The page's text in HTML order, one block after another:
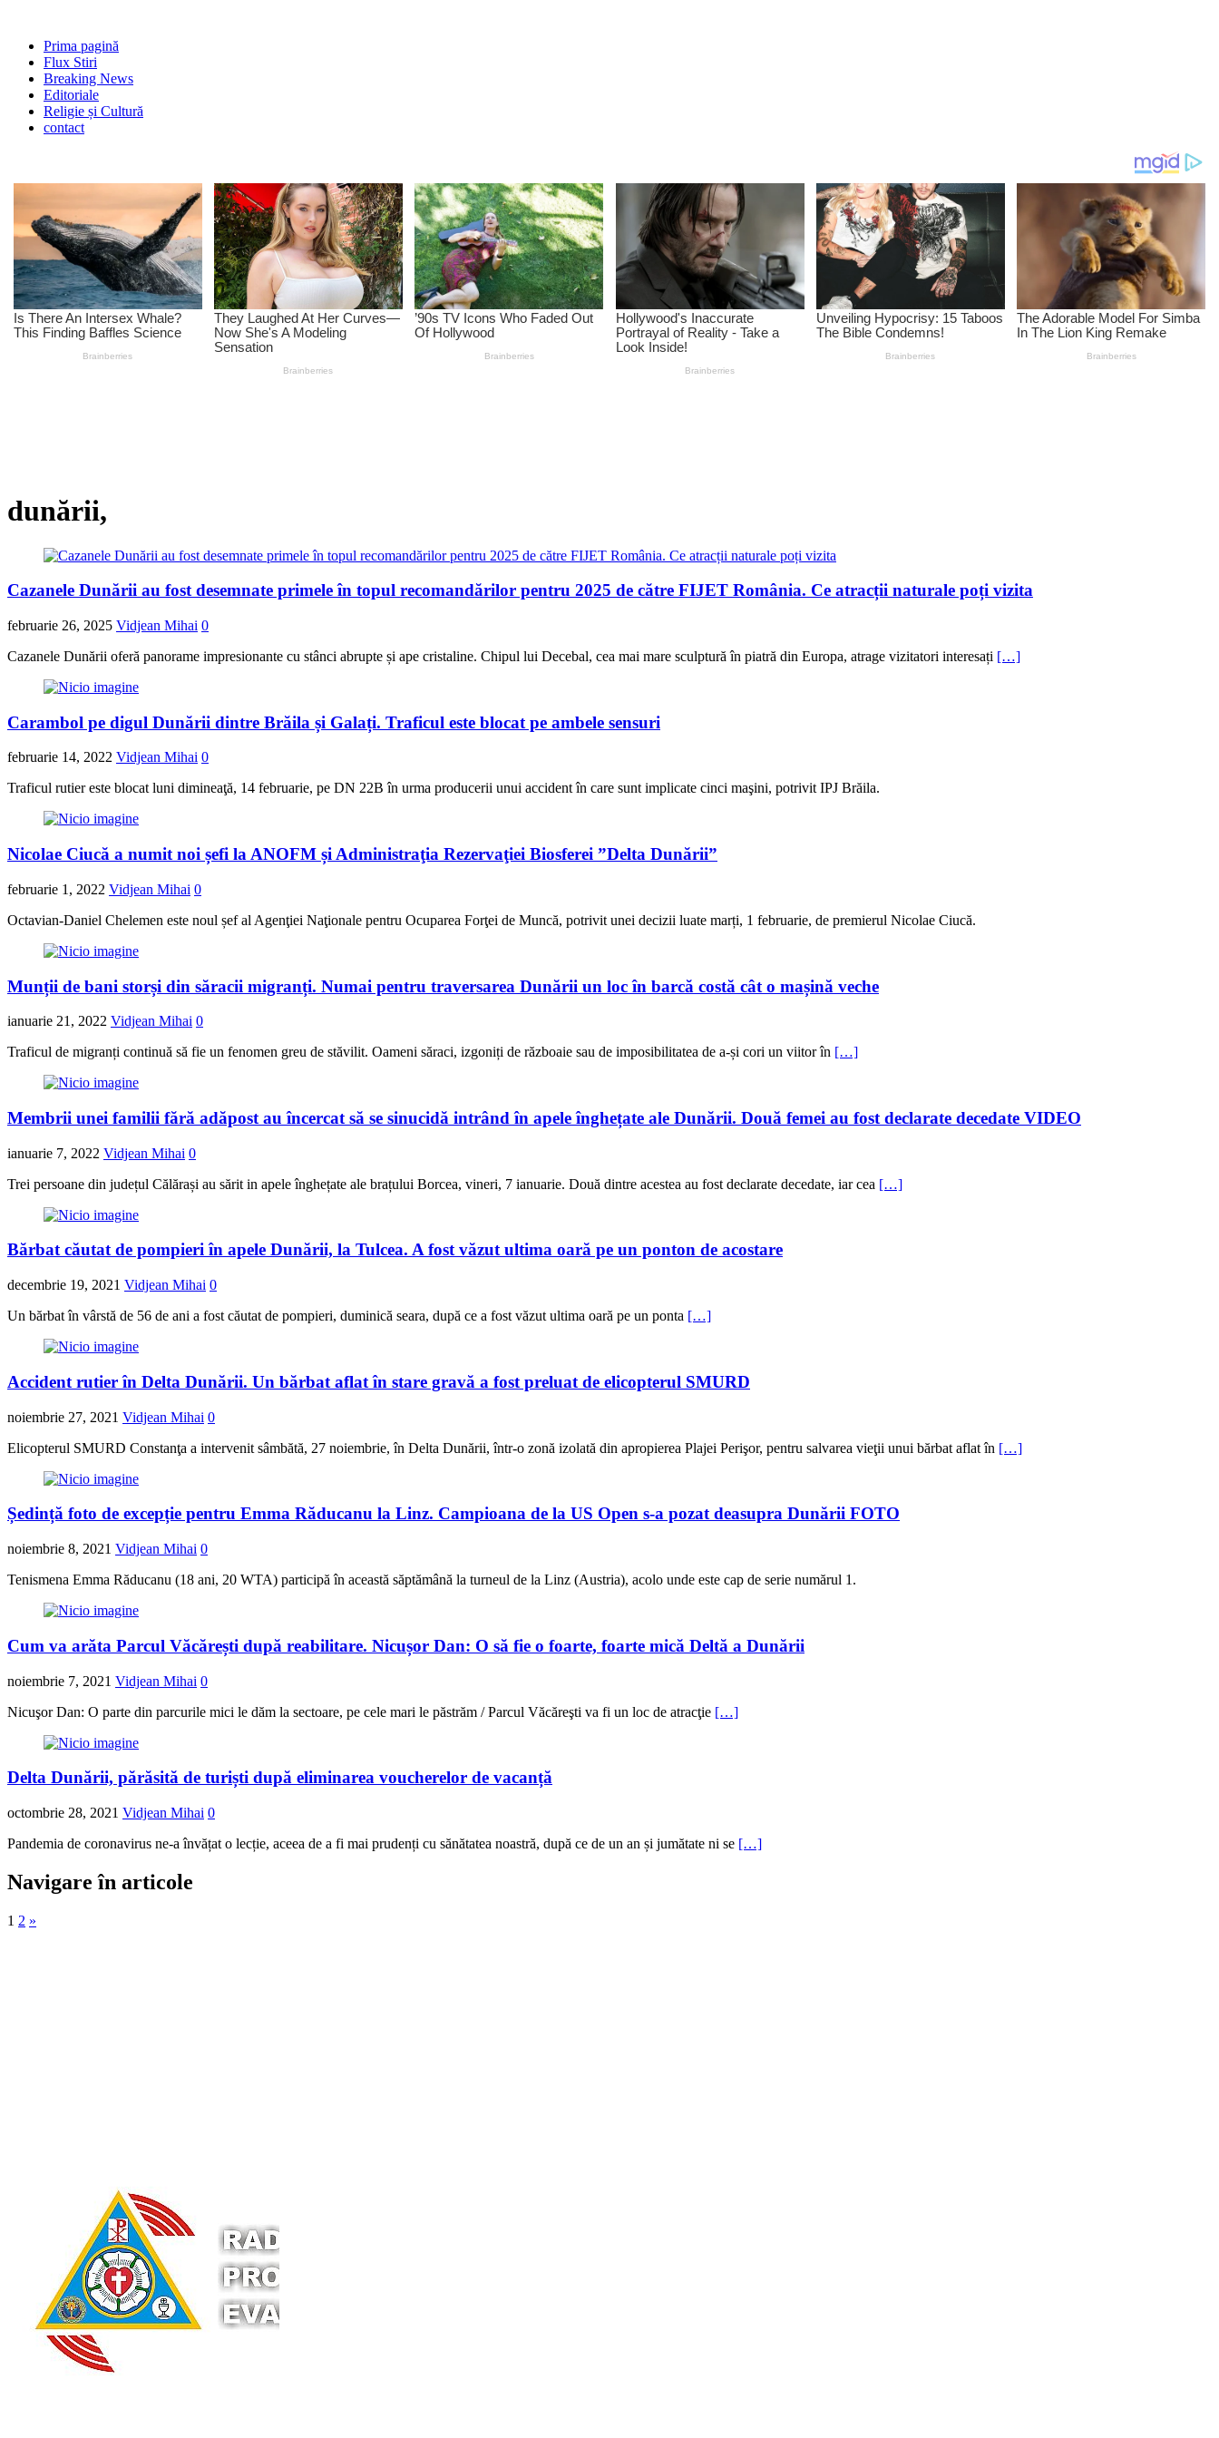
Prima pagină
Flux Stiri
Breaking News
Editoriale
Religie și Cultură
contact
dunării,
Cazanele Dunării au fost desemnate primele în topul recomandărilor pentru 2025 de către FIJET România. Ce atracții naturale poți vizita
februarie 26, 2025 Vidjean Mihai 0
Cazanele Dunării oferă panorame impresionante cu stânci abrupte și ape cristaline. Chipul lui Decebal, cea mai mare sculptură în piatră din Europa, atrage vizitatori interesați […]
Carambol pe digul Dunării dintre Brăila și Galați. Traficul este blocat pe ambele sensuri
februarie 14, 2022 Vidjean Mihai 0
Traficul rutier este blocat luni dimineaţă, 14 februarie, pe DN 22B în urma producerii unui accident în care sunt implicate cinci maşini, potrivit IPJ Brăila.
Nicolae Ciucă a numit noi șefi la ANOFM și Administraţia Rezervaţiei Biosferei ”Delta Dunării”
februarie 1, 2022 Vidjean Mihai 0
Octavian-Daniel Chelemen este noul șef al Agenţiei Naţionale pentru Ocuparea Forţei de Muncă, potrivit unei decizii luate marți, 1 februarie, de premierul Nicolae Ciucă.
Munții de bani storși din săracii migranți. Numai pentru traversarea Dunării un loc în barcă costă cât o mașină veche
ianuarie 21, 2022 Vidjean Mihai 0
Traficul de migranți continuă să fie un fenomen greu de stăvilit. Oameni săraci, izgoniți de războaie sau de imposibilitatea de a-și cori un viitor în […]
Membrii unei familii fără adăpost au încercat să se sinucidă intrând în apele înghețate ale Dunării. Două femei au fost declarate decedate VIDEO
ianuarie 7, 2022 Vidjean Mihai 0
Trei persoane din județul Călărași au sărit in apele înghețate ale brațului Borcea, vineri, 7 ianuarie. Două dintre acestea au fost declarate decedate, iar cea […]
Bărbat căutat de pompieri în apele Dunării, la Tulcea. A fost văzut ultima oară pe un ponton de acostare
decembrie 19, 2021 Vidjean Mihai 0
Un bărbat în vârstă de 56 de ani a fost căutat de pompieri, duminică seara, după ce a fost văzut ultima oară pe un ponta […]
Accident rutier în Delta Dunării. Un bărbat aflat în stare gravă a fost preluat de elicopterul SMURD
noiembrie 27, 2021 Vidjean Mihai 0
Elicopterul SMURD Constanţa a intervenit sâmbătă, 27 noiembrie, în Delta Dunării, într-o zonă izolată din apropierea Plajei Perişor, pentru salvarea vieţii unui bărbat aflat în […]
Ședință foto de excepție pentru Emma Răducanu la Linz. Campioana de la US Open s-a pozat deasupra Dunării FOTO
noiembrie 8, 2021 Vidjean Mihai 0
Tenismena Emma Răducanu (18 ani, 20 WTA) participă în această săptămână la turneul de la Linz (Austria), acolo unde este cap de serie numărul 1.
Cum va arăta Parcul Văcărești după reabilitare. Nicușor Dan: O să fie o foarte, foarte mică Deltă a Dunării
noiembrie 7, 2021 Vidjean Mihai 0
Nicuşor Dan: O parte din parcurile mici le dăm la sectoare, pe cele mari le păstrăm / Parcul Văcăreşti va fi un loc de atracţie […]
Delta Dunării, părăsită de turiști după eliminarea voucherelor de vacanță
octombrie 28, 2021 Vidjean Mihai 0
Pandemia de coronavirus ne-a învățat o lecție, aceea de a fi mai prudenți cu sănătatea noastră, după ce de un an și jumătate ni se […]
Navigare în articole
1 2 »